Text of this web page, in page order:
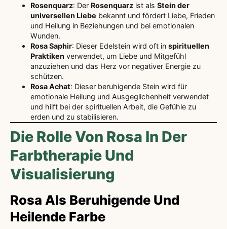
Rosenquarz: Der Rosenquarz ist als Stein der
universellen Liebe bekannt und fördert Liebe, Frieden
und Heilung in Beziehungen und bei emotionalen
Wunden.
Rosa Saphir: Dieser Edelstein wird oft in spirituellen
Praktiken verwendet, um Liebe und Mitgefühl
anzuziehen und das Herz vor negativer Energie zu
schützen.
Rosa Achat: Dieser beruhigende Stein wird für
emotionale Heilung und Ausgeglichenheit verwendet
und hilft bei der spirituellen Arbeit, die Gefühle zu
erden und zu stabilisieren.
Die Rolle Von Rosa In Der
Farbtherapie Und
Visualisierung
Rosa Als Beruhigende Und
Heilende Farbe